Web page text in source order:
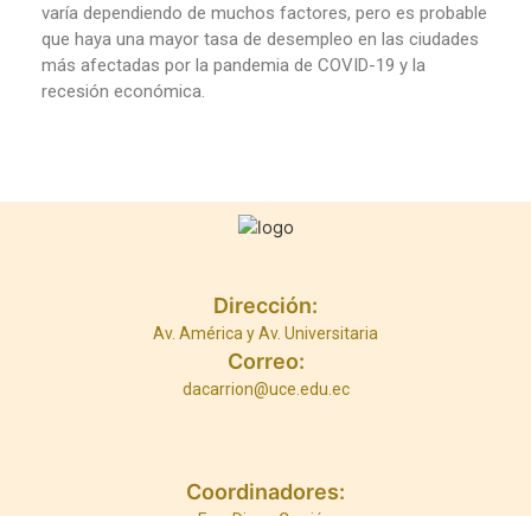
varía dependiendo de muchos factores, pero es probable
que haya una mayor tasa de desempleo en las ciudades
más afectadas por la pandemia de COVID-19 y la
recesión económica.
Dirección:
Av. América y Av. Universitaria
Correo:
dacarrion@uce.edu.ec
Coordinadores: